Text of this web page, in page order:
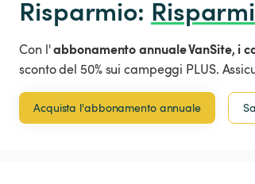
Risparmio:
Con l'abbonamento annuale VanSite, i
sconto del 50% sui campeggi PLUS.
Acquista l'abbonamento annuale